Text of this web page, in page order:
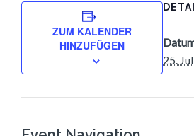
ZUM KALENDER
HINZUFÜGEN
25.